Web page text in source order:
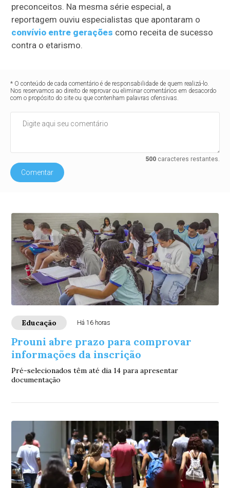
preconceitos. Na mesma série especial, a
reportagem ouviu especialistas que apontaram o
convívio entre gerações como receita de sucesso
contra o etarismo.
* O conteúdo de cada comentário é de responsabilidade de quem realizá-lo.
Nos reservamos ao direito de reprovar ou eliminar comentários em desacordo
com o propósito do site ou que contenham palavras ofensivas.
500caracteres restantes.
Comentar
Educação Há 16 horas
Prouni abre prazo para comprovar
informações da inscrição
Pré-selecionados têm até dia 14 para apresentar
documentação